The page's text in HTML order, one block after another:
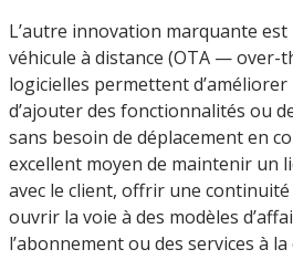
L’autre innovation marquante
véhicule à distance (OTA — over-
logicielles permettent
d’ajouter des fonctionnalités ou
sans besoin de déplacement en
excellent moyen de maintenir un
avec le client, offrir une
ouvrir la voie à des modèles
l’abonnement ou des services à la